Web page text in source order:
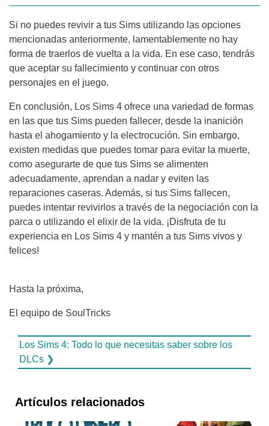
Si no puedes revivir a tus Sims utilizando las opciones
mencionadas anteriormente, lamentablemente no hay
forma de traerlos de vuelta a la vida. En ese caso, tendrás
que aceptar su fallecimiento y continuar con otros
personajes en el juego.
En conclusión, Los Sims 4 ofrece una variedad de formas
en las que tus Sims pueden fallecer, desde la inanición
hasta el ahogamiento y la electrocución. Sin embargo,
existen medidas que puedes tomar para evitar la muerte,
como asegurarte de que tus Sims se alimenten
adecuadamente, aprendan a nadar y eviten las
reparaciones caseras. Además, si tus Sims fallecen,
puedes intentar revivirlos a través de la negociación con la
parca o utilizando el elixir de la vida. ¡Disfruta de tu
experiencia en Los Sims 4 y mantén a tus Sims vivos y
felices!
Hasta la próxima,
El equipo de SoulTricks
Los Sims 4: Todo lo que necesitas saber sobre los
DLCs ❯
Artículos relacionados